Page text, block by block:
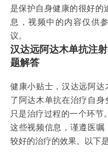
是保护自身健康的很好的
息，视频中的内容仅供
议。
汉达远阿达木单抗注
题解答
健康小贴士，汉达远阿
了阿达木单抗在治疗自
只是治疗过程的一个环节
这些视频信息，谨遵医
较好的治疗的效果。以下